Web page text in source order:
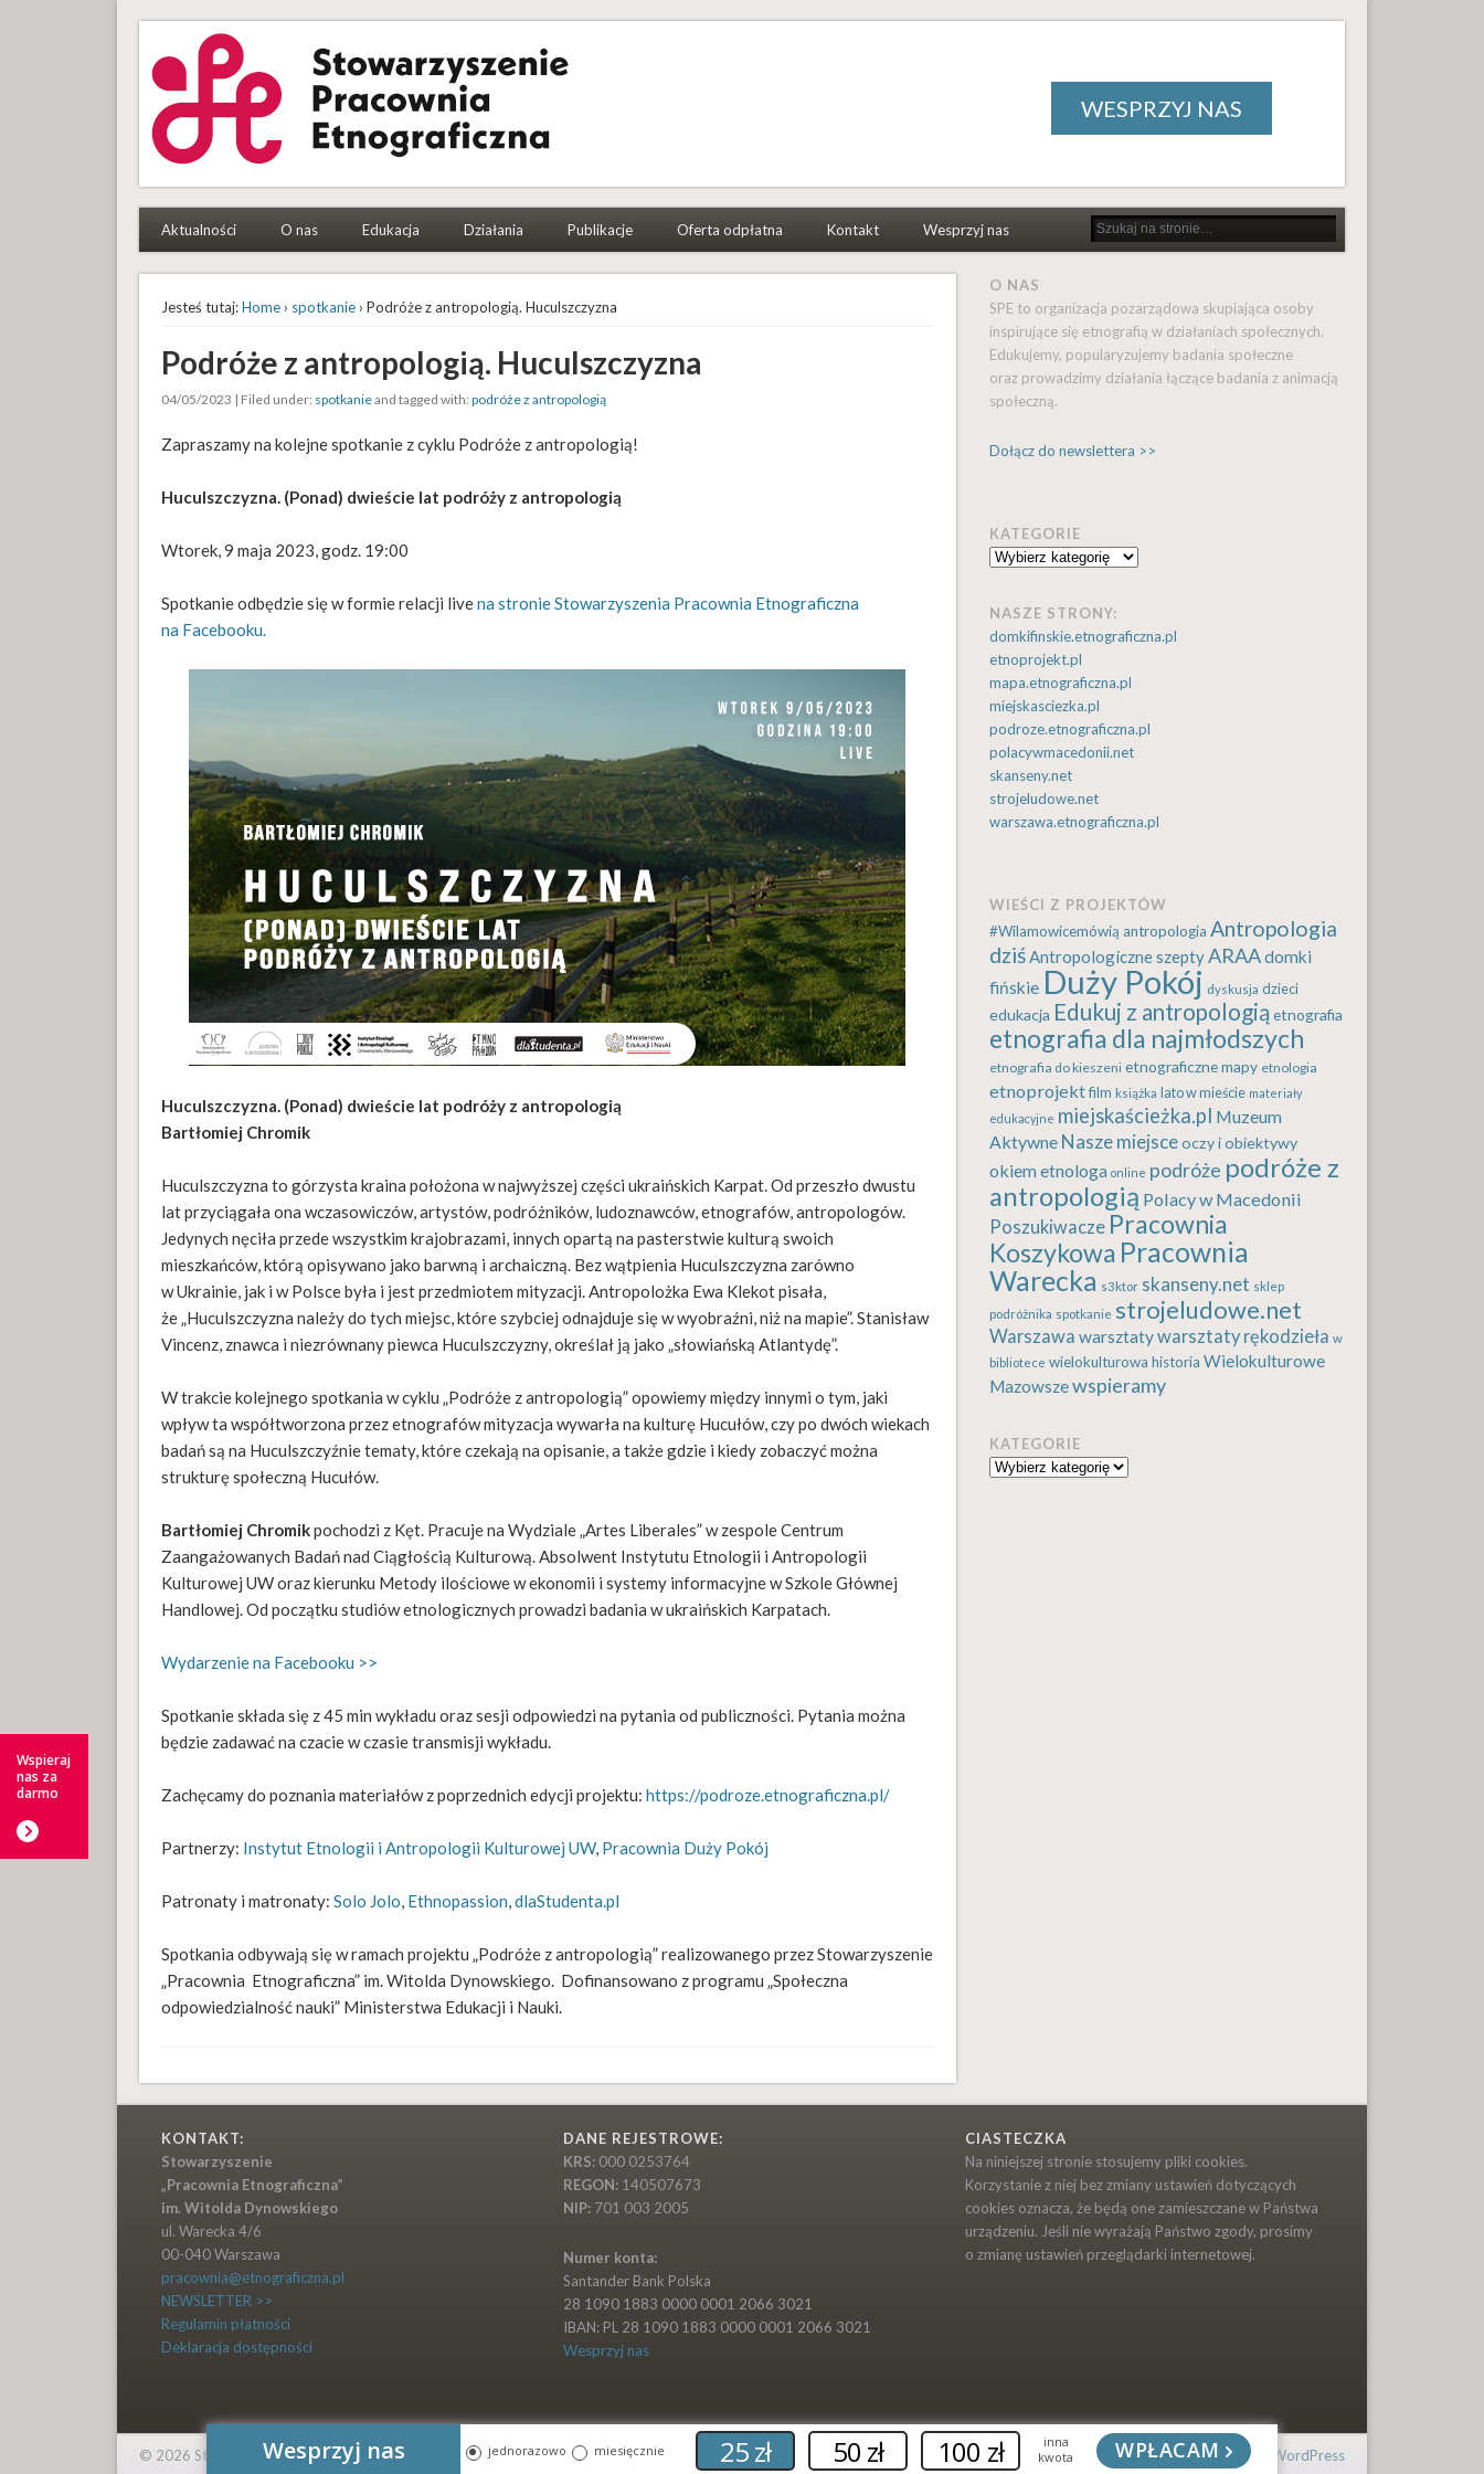
Stowarzyszenie Pracownia Etnograficzna
To etnografki i etnografowie, którym się chce
WESPRZYJ NAS
Aktualności O nas Edukacja Działania Publikacje Oferta odpłatna Kontakt Wesprzyj nas
Jesteś tutaj:Home› spotkanie› Podróże z antropologią. Huculszczyzna
Podróże z antropologią. Huculszczyzna
04/05/2023 | Filed under: spotkanieand tagged with: podróże z antropologią
Zapraszamy na kolejne spotkanie z cyklu Podróże z antropologią!
Huculszczyzna. (Ponad) dwieście lat podróży z antropologią
Wtorek, 9 maja 2023, godz. 19:00
Spotkanie odbędzie się w formie relacji livena stronie Stowarzyszenia Pracownia Etnograficzna
na Facebooku.
Huculszczyzna. (Ponad) dwieście lat podróży z antropologią
Bartłomiej Chromik
Huculszczyzna to górzysta kraina położona w najwyższej części ukraińskich Karpat. Od przeszło dwustu
lat przyciągała ona wczasowiczów, artystów, podróżników, ludoznawców, etnografów, antropologów.
Jedynych nęciła przede wszystkim krajobrazami, innych opartą na pasterstwie kulturą swoich
mieszkańców, którą opisywano jako barwną i archaiczną. Bez wątpienia Huculszczyzna zarówno
w Ukrainie, jak i w Polsce była i jest przedmiotem mityzacji. Antropolożka Ewa Klekot pisała,
że „Huculszczyzna należy do tych miejsc, które szybciej odnajduje się w wyobraźni, niż na mapie”. Stanisław
Vincenz, znawca i niezrównany piewca Huculszczyzny, określał ją jako „słowiańską Atlantydę”.
W trakcie kolejnego spotkania w cyklu „Podróże z antropologią” opowiemy między innymi o tym, jaki
wpływ ta współtworzona przez etnografów mityzacja wywarła na kulturę Hucułów, czy po dwóch wiekach
badań są na Huculszczyźnie tematy, które czekają na opisanie, a także gdzie i kiedy zobaczyć można
strukturę społeczną Hucułów.
Bartłomiej Chromikpochodzi z Kęt. Pracuje na Wydziale „Artes Liberales” w zespole Centrum
Zaangażowanych Badań nad Ciągłością Kulturową. Absolwent Instytutu Etnologii i Antropologii
Kulturowej UW oraz kierunku Metody ilościowe w ekonomii i systemy informacyjne w Szkole Głównej
Handlowej. Od początku studiów etnologicznych prowadzi badania w ukraińskich Karpatach.
Wydarzenie na Facebooku >>
Spotkanie składa się z 45 min wykładu oraz sesji odpowiedzi na pytania od publiczności. Pytania można
będzie zadawać na czacie w czasie transmisji wykładu.
Zachęcamy do poznania materiałów z poprzednich edycji projektu: https://podroze.etnograficzna.pl/
Partnerzy: Instytut Etnologii i Antropologii Kulturowej UW, Pracownia Duży Pokój
Patronaty i matronaty: Solo Jolo, Ethnopassion,dlaStudenta.pl
Spotkania odbywają się w ramach projektu „Podróże z antropologią” realizowanego przez Stowarzyszenie
„Pracownia Etnograficzna” im. Witolda Dynowskiego. Dofinansowano z programu „Społeczna
odpowiedzialność nauki” Ministerstwa Edukacji i Nauki.
O NAS
SPE to organizacja pozarządowa skupiająca osoby
inspirujące się etnografią w działaniach społecznych.
Edukujemy, popularyzujemy badania społeczne
oraz prowadzimy działania łączące badania z animacją
społeczną.
Dołącz do newslettera >>
KATEGORIE
Kategorie
NASZE STRONY:
domkifinskie.etnograficzna.pl
etnoprojekt.pl
mapa.etnograficzna.pl
miejskasciezka.pl
podroze.etnograficzna.pl
polacywmacedonii.net
skanseny.net
strojeludowe.net
warszawa.etnograficzna.pl
WIEŚCI Z PROJEKTÓW
#Wilamowicemówią antropologia Antropologia
dziśAntropologiczne szeptyARAAdomki
fińskie Duży Pokój dyskusja dzieci
edukacja Edukuj z antropologiąetnografia
etnografia dla najmłodszych
etnografia do kieszeni etnograficzne mapy etnologia
etnoprojekt film książka lato w mieście materiały
edukacyjne miejskaścieżka.pl Muzeum
Aktywne Nasze miejsceoczy i obiektywy
okiem etnologa online podróże podróże z
antropologią Polacy w Macedonii
Poszukiwacze Pracownia
Koszykowa Pracownia
Warecka s3ktor skanseny.net sklep
podróżnika spotkanie strojeludowe.net
Warszawa warsztatywarsztaty rękodzieła w
bibliotece wielokulturowa historia Wielokulturowe
Mazowszewspieramy
KATEGORIE
Kategorie
KONTAKT:
Stowarzyszenie
„Pracownia Etnograficzna”
im. Witolda Dynowskiego
ul. Warecka 4/6
00-040 Warszawa
pracownia@etnograficzna.pl
NEWSLETTER >>
Regulamin płatności
Deklaracja dostępności
DANE REJESTROWE:
KRS:000 0253764
REGON:140507673
NIP:701 003 2005
Numer konta:
Santander Bank Polska
28 1090 1883 0000 0001 2066 3021
IBAN: PL 28 1090 1883 0000 0001 2066 3021
Wesprzyj nas
CIASTECZKA
Na niniejszej stronie stosujemy pliki cookies.
Korzystanie z niej bez zmiany ustawień dotyczących
cookies oznacza, że będą one zamieszczane w Państwa
urządzeniu. Jeśli nie wyrażają Państwo zgody, prosimy
o zmianę ustawień przeglądarki internetowej.
© 2026 Stowarzyszenie Pracownia Etnograficzna Powered byOne Designs and WordPress
Wspieraj
nas za
darmo
Wesprzyj nas jednorazowo miesięcznie 25 zł 50 zł 100 zł
inna
kwota
WPŁACAM